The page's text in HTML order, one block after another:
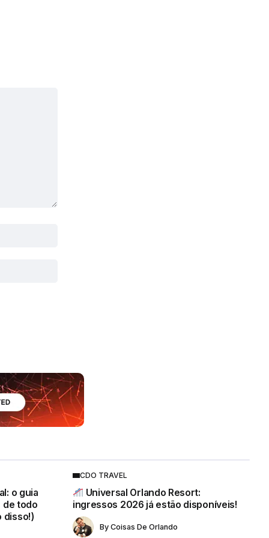
o guia
de todo
disso!)
CDO TRAVEL
Universal Orlando Resort:
ingressos 2026 já estão disponíveis!
By Coisas De Orlando